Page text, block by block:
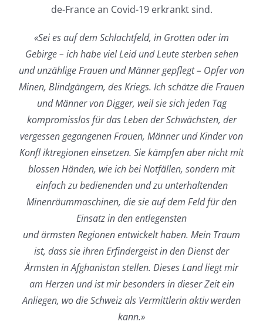
de-France an Covid-19 erkrankt sind.
«Sei es auf dem Schlachtfeld, in Grotten oder im
Gebirge – ich habe viel Leid und Leute sterben sehen
und unzählige Frauen und Männer gepflegt – Opfer von
Minen, Blindgängern, des Kriegs. Ich schätze die Frauen
und Männer von Digger, weil sie sich jeden Tag
kompromisslos für das Leben der Schwächsten, der
vergessen gegangenen Frauen, Männer und Kinder von
Konfl iktregionen einsetzen. Sie kämpfen aber nicht mit
blossen Händen, wie ich bei Notfällen, sondern mit
einfach zu bedienenden und zu unterhaltenden
Minenräummaschinen, die sie auf dem Feld für den
Einsatz in den entlegensten
und ärmsten Regionen entwickelt haben. Mein Traum
ist, dass sie ihren Erfindergeist in den Dienst der
Ärmsten in Afghanistan stellen. Dieses Land liegt mir
am Herzen und ist mir besonders in dieser Zeit ein
Anliegen, wo die Schweiz als Vermittlerin aktiv werden
kann.»